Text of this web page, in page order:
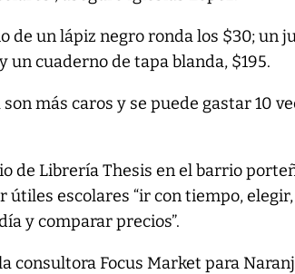
de un lápiz negro ronda los $30; un
un cuaderno de tapa blanda, $195.
más caros y se puede gastar 10
de Librería Thesis en el barrio
útiles escolares “ir con tiempo, elegir,
y comparar precios”.
consultora Focus Market para